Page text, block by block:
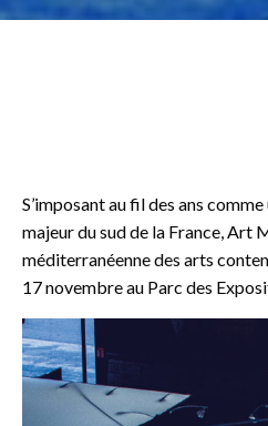
S’imposant au fil des ans
majeur du sud de la France, Art
méditerranéenne des arts
17 novembre au Parc des